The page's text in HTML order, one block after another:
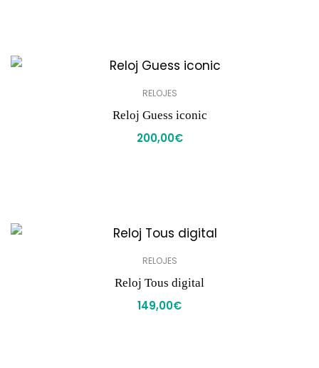
RELOJES
Reloj Guess iconic
200,00€
RELOJES
Reloj Tous digital
149,00€